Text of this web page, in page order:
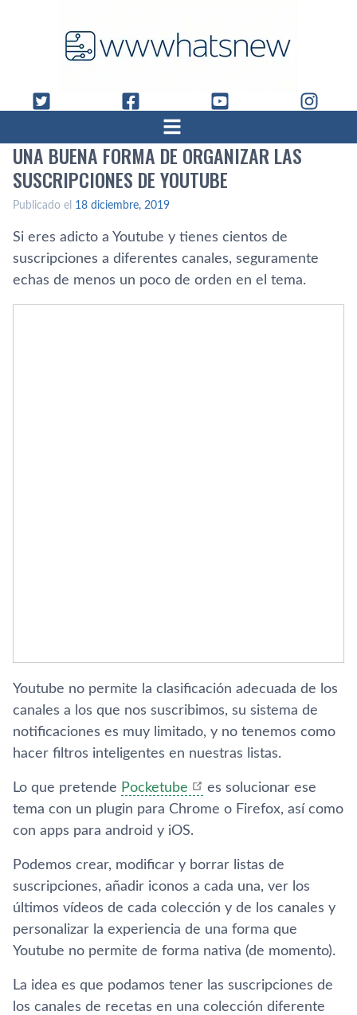
UNA BUENA FORMA DE ORGANIZAR LAS
SUSCRIPCIONES DE YOUTUBE
Publicado el 18 diciembre, 2019
Si eres adicto a Youtube y tienes cientos de
suscripciones a diferentes canales, seguramente
echas de menos un poco de orden en el tema.
Youtube no permite la clasificación adecuada de los
canales a los que nos suscribimos, su sistema de
notificaciones es muy limitado, y no tenemos como
hacer filtros inteligentes en nuestras listas.
Lo que pretende Pocketube
es solucionar ese
tema con un plugin para Chrome o Firefox, así como
con apps para android y iOS.
Podemos crear, modificar y borrar listas de
suscripciones, añadir iconos a cada una, ver los
últimos vídeos de cada colección y de los canales y
personalizar la experiencia de una forma que
Youtube no permite de forma nativa (de momento).
La idea es que podamos tener las suscripciones de
los canales de recetas en una colección diferente